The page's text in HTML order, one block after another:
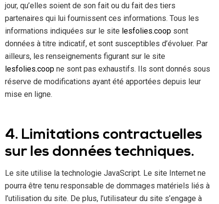
jour, qu’elles soient de son fait ou du fait des tiers
partenaires qui lui fournissent ces informations. Tous les
informations indiquées sur le site lesfolies.coop sont
données à titre indicatif, et sont susceptibles d’évoluer. Par
ailleurs, les renseignements figurant sur le site
lesfolies.coop ne sont pas exhaustifs. Ils sont donnés sous
réserve de modifications ayant été apportées depuis leur
mise en ligne.
4. Limitations contractuelles
sur les données techniques.
Le site utilise la technologie JavaScript. Le site Internet ne
pourra être tenu responsable de dommages matériels liés à
l’utilisation du site. De plus, l’utilisateur du site s’engage à